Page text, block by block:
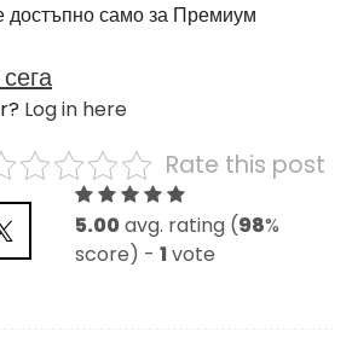
достъпно само за Премиум
Log in here
Rate this post
5.00avg. rating (98%
score) - 1vote